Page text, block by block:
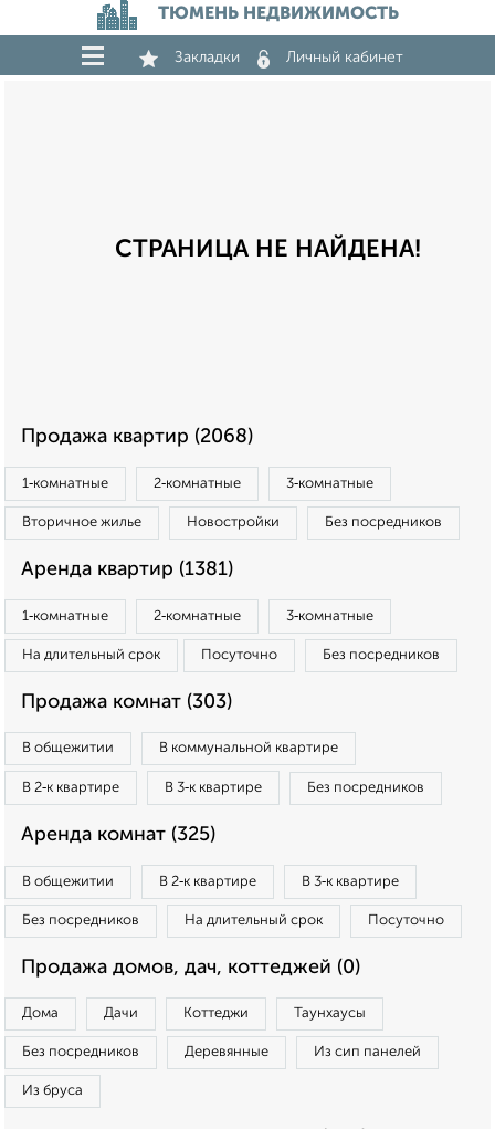
ТЮМЕНЬ НЕДВИЖИМОСТЬ
Закладки Личный кабинет
СТРАНИЦА НЕ НАЙДЕНА!
Продажа квартир (2068)
1‑комнатные 2‑комнатные 3‑комнатные
Вторичное жилье Новостройки Без посредников
Аренда квартир (1381)
1‑комнатные 2‑комнатные 3‑комнатные
На длительный срок Посуточно Без посредников
Продажа комнат (303)
В общежитии В коммунальной квартире
В 2‑к квартире В 3‑к квартире Без посредников
Аренда комнат (325)
В общежитии В 2‑к квартире В 3‑к квартире
Без посредников На длительный срок Посуточно
Продажа домов, дач, коттеджей (0)
Дома Дачи Коттеджи Таунхаусы
Без посредников Деревянные Из сип панелей
Из бруса